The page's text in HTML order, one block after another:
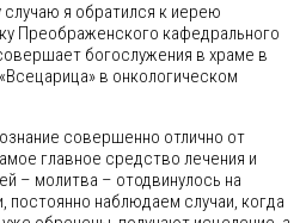
я обратился к иерею
Преображенского кафедрального
богослужения в храме в
в онкологическом
совершенно отлично от
главное средство лечения и
– молитва – отодвинулось на
наблюдаем случаи, когда